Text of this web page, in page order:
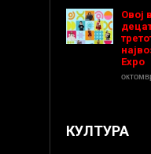
Овој
Expo
КУЛТУРА